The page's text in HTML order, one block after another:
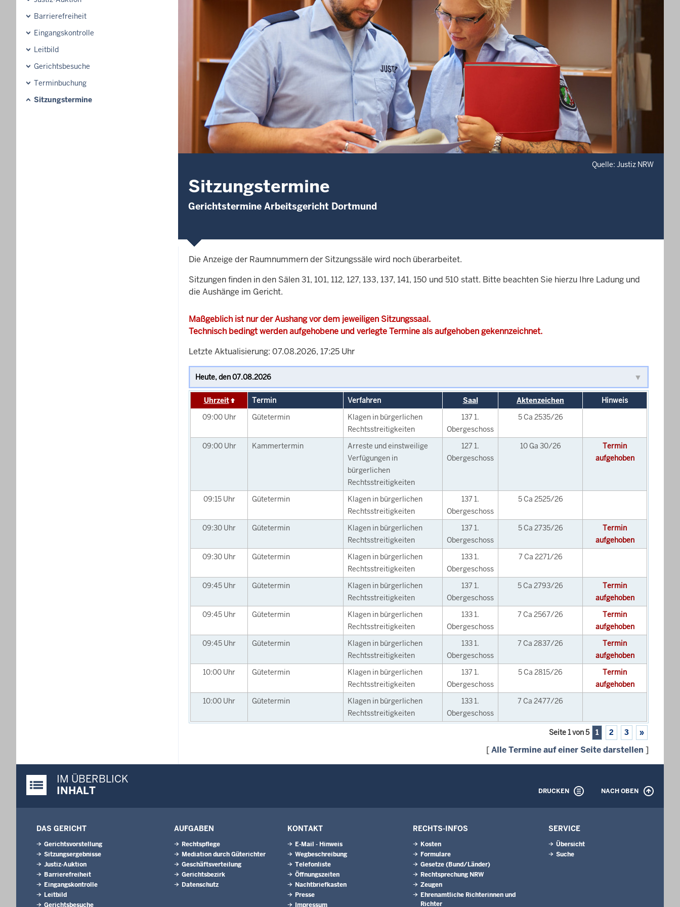
Barrierefreiheit
Eingangskontrolle
Leitbild
Gerichtsbesuche
Terminbuchung
Sitzungstermine
Quelle: Justiz NRW
Sitzungstermine
Gerichtstermine Arbeitsgericht Dortmund
Die Anzeige der Raumnummern der Sitzungssäle wird noch überarbeitet.
Sitzungen finden in den Sälen 31, 101, 112, 127, 133, 137, 141, 150 und 510 statt. Bitte beachten Sie hierzu Ihre Ladung und
die Aushänge im Gericht.
Maßgeblich ist nur der Aushang vor dem jeweiligen Sitzungssaal.
Technisch bedingt werden aufgehobene und verlegte Termine als aufgehoben gekennzeichnet.
Letzte Aktualisierung: 07.08.2026, 17:25 Uhr
Uhrzeit Termin Verfahren Saal Aktenzeichen
Hinweis
09:00 Uhr Gütetermin
Klagen in bürgerlichen
Rechtsstreitigkeiten
137 1.
Obergeschoss
5 Ca 2535/26
09:00 Uhr Kammertermin
Arreste und einstweilige
Verfügungen in
bürgerlichen
Rechtsstreitigkeiten
127 1.
Obergeschoss
10 Ga 30/26
Termin
aufgehoben
09:15 Uhr Gütetermin
Klagen in bürgerlichen
Rechtsstreitigkeiten
137 1.
Obergeschoss
5 Ca 2525/26
09:30 Uhr Gütetermin
Klagen in bürgerlichen
Rechtsstreitigkeiten
137 1.
Obergeschoss
5 Ca 2735/26
Termin
aufgehoben
09:30 Uhr Gütetermin
Klagen in bürgerlichen
Rechtsstreitigkeiten
133 1.
Obergeschoss
7 Ca 2271/26
09:45 Uhr Gütetermin
Klagen in bürgerlichen
Rechtsstreitigkeiten
137 1.
Obergeschoss
5 Ca 2793/26
Termin
aufgehoben
09:45 Uhr Gütetermin
Klagen in bürgerlichen
Rechtsstreitigkeiten
133 1.
Obergeschoss
7 Ca 2567/26
Termin
aufgehoben
09:45 Uhr Gütetermin
Klagen in bürgerlichen
Rechtsstreitigkeiten
133 1.
Obergeschoss
7 Ca 2837/26
Termin
aufgehoben
10:00 Uhr Gütetermin
Klagen in bürgerlichen
Rechtsstreitigkeiten
137 1.
Obergeschoss
5 Ca 2815/26
Termin
aufgehoben
10:00 Uhr Gütetermin
Klagen in bürgerlichen
Rechtsstreitigkeiten
133 1.
Obergeschoss
7 Ca 2477/26
Seite 1 von 5 1 2 3 »
[Alle Termine auf einer Seite darstellen ]
Justiz-Portal im Überblick:
IM ÜBERBLICK
INHALT
DRUCKEN NACH OBEN
DAS GERICHT
Gerichtsvorstellung
Sitzungsergebnisse
Justiz-Auktion
Barrierefreiheit
Eingangskontrolle
Leitbild
Gerichtsbesuche
AUFGABEN
Rechtspflege
Mediation durch Güterichter
Geschäftsverteilung
Gerichtsbezirk
Datenschutz
KONTAKT
E-Mail - Hinweis
Wegbeschreibung
Telefonliste
Öffnungszeiten
Nachtbriefkasten
Presse
Impressum
RECHTS-INFOS
Kosten
Formulare
Gesetze (Bund/Länder)
Rechtsprechung NRW
Zeugen
Ehrenamtliche Richterinnen und
Richter
SERVICE
Übersicht
Suche